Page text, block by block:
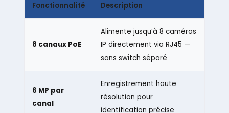
Fonctionnalité Description
8 canaux PoE
Alimente jusqu’à 8 caméras
IP directement via RJ45 —
sans switch séparé
6 MP par
canal
Enregistrement haute
résolution pour
identification précise